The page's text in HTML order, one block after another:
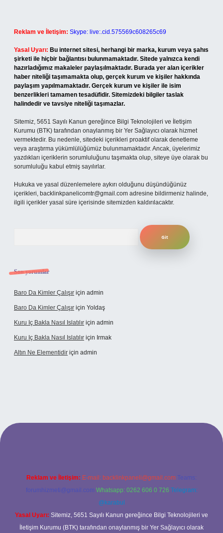
Reklam ve İletişim: Skype: live:.cid.575569c608265c69
Yasal Uyarı: Bu internet sitesi, herhangi bir marka, kurum veya şahıs
şirketi ile hiçbir bağlantısı bulunmamaktadır. Sitede yalnızca kendi
hazırladığımız makaleler paylaşılmaktadır. Burada yer alan içerikler
haber niteliği taşımamakta olup, gerçek kurum ve kişiler hakkında
paylaşım yapılmamaktadır. Gerçek kurum ve kişiler ile isim
benzerlikleri tamamen tesadüfidir. Sitemizdeki bilgiler taslak
halindedir ve tavsiye niteliği taşımazlar.
Sitemiz, 5651 Sayılı Kanun gereğince Bilgi Teknolojileri ve İletişim
Kurumu (BTK) tarafından onaylanmış bir Yer Sağlayıcı olarak hizmet
vermektedir. Bu nedenle, sitedeki içerikleri proaktif olarak denetleme
veya araştırma yükümlülüğümüz bulunmamaktadır. Ancak, üyelerimiz
yazdıkları içeriklerin sorumluluğunu taşımakta olup, siteye üye olarak bu
sorumluluğu kabul etmiş sayılırlar.
Hukuka ve yasal düzenlemelere aykırı olduğunu düşündüğünüz
içerikleri, backlinkpanelicomtr@gmail.com adresine bildirmeniz halinde,
ilgili içerikler yasal süre içerisinde sitemizden kaldırılacaktır.
Son yorumlar
Baro Da Kimler Çalışır için admin
Baro Da Kimler Çalışır için Yoldaş
Kuru Iç Bakla Nasıl Islatılır için admin
Kuru Iç Bakla Nasıl Islatılır için Irmak
Altın Ne Elementidir için admin
Reklam ve İletişim: E-mail: backlinkpaneli@gmail.com Teams:
forumhizmeti@gmail.com Whatsapp: 0262 606 0 726 Telegram:
@karabul
Yasal Uyarı: Sitemiz, 5651 Sayılı Kanun gereğince Bilgi Teknolojileri ve
İletişim Kurumu (BTK) tarafından onaylanmış bir Yer Sağlayıcı olarak